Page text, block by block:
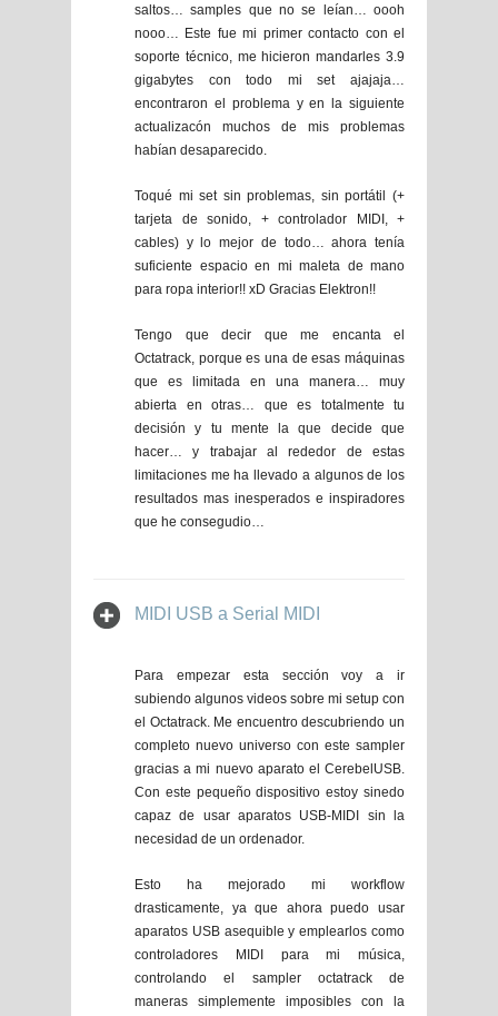
saltos… samples que no se leían… oooh
nooo… Este fue mi primer contacto con el
soporte técnico, me hicieron mandarles 3.9
gigabytes con todo mi set ajajaja…
encontraron el problema y en la siguiente
actualizacón muchos de mis problemas
habían desaparecido.
Toqué mi set sin problemas, sin portátil (+
tarjeta de sonido, + controlador MIDI, +
cables) y lo mejor de todo… ahora tenía
suficiente espacio en mi maleta de mano
para ropa interior!! xD Gracias Elektron!!
Tengo que decir que me encanta el
Octatrack, porque es una de esas máquinas
que es limitada en una manera… muy
abierta en otras… que es totalmente tu
decisión y tu mente la que decide que
hacer… y trabajar al rededor de estas
limitaciones me ha llevado a algunos de los
resultados mas inesperados e inspiradores
que he consegudio…
MIDI USB a Serial MIDI
Para empezar esta sección voy a ir
subiendo algunos videos sobre mi setup con
el Octatrack. Me encuentro descubriendo un
completo nuevo universo con este sampler
gracias a mi nuevo aparato el CerebelUSB.
Con este pequeño dispositivo estoy sinedo
capaz de usar aparatos USB-MIDI sin la
necesidad de un ordenador.
Esto ha mejorado mi workflow
drasticamente, ya que ahora puedo usar
aparatos USB asequible y emplearlos como
controladores MIDI para mi música,
controlando el sampler octatrack de
maneras simplemente imposibles con la